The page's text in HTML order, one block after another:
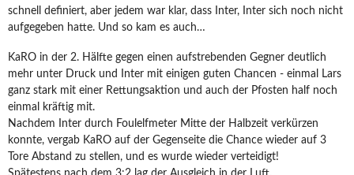
schnell definiert, aber jedem war klar, dass Inter, Inter sich noch nicht
aufgegeben hatte. Und so kam es auch…
KaRO in der 2. Hälfte gegen einen aufstrebenden Gegner deutlich
mehr unter Druck und Inter mit einigen guten Chancen - einmal Lars
ganz stark mit einer Rettungsaktion und auch der Pfosten half noch
einmal kräftig mit.
Nachdem Inter durch Foulelfmeter Mitte der Halbzeit verkürzen
konnte, vergab KaRO auf der Gegenseite die Chance wieder auf 3
Tore Abstand zu stellen, und es wurde wieder verteidigt!